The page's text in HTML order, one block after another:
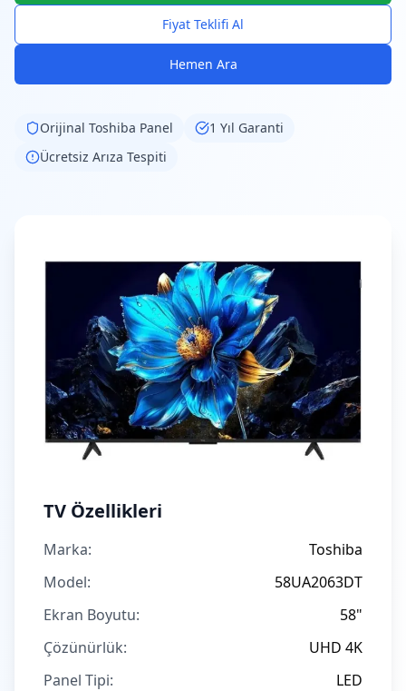
Fiyat Teklifi Al
Hemen Ara
Orijinal Toshiba Panel
1 Yıl Garanti
Ücretsiz Arıza Tespiti
TV Özellikleri
Marka:
Toshiba
Model:
58UA2063DT
Ekran Boyutu:
58"
Çözünürlük:
UHD 4K
Panel Tipi:
LED